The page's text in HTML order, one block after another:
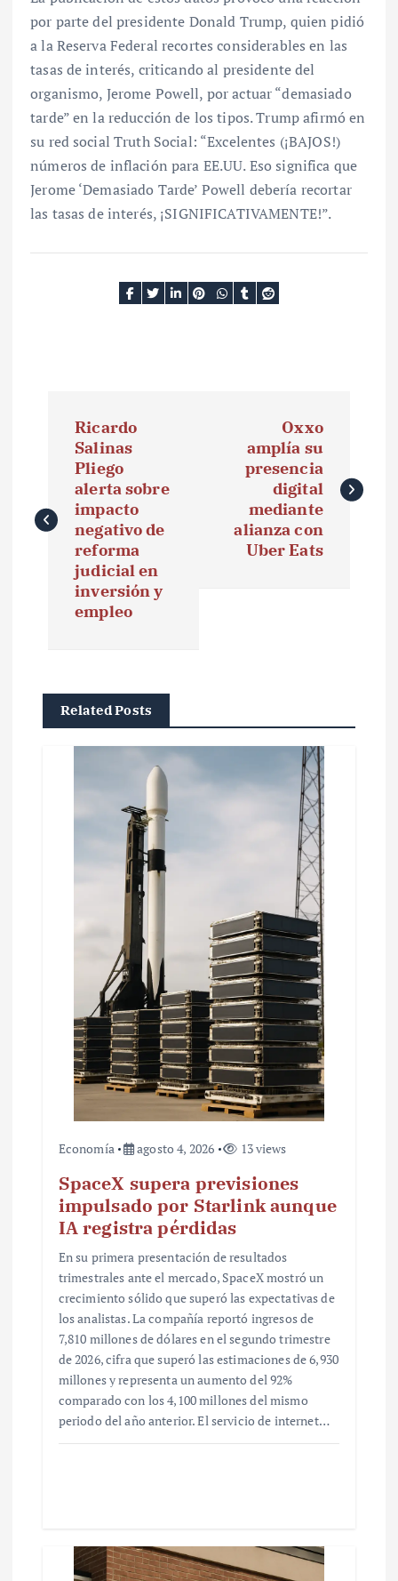
por parte del presidente Donald Trump, quien pidió
a la Reserva Federal recortes considerables en las
tasas de interés, criticando al presidente del
organismo, Jerome Powell, por actuar “demasiado
tarde” en la reducción de los tipos. Trump afirmó en
su red social Truth Social: “Excelentes (¡BAJOS!)
números de inflación para EE.UU. Eso significa que
Jerome ‘Demasiado Tarde’ Powell debería recortar
las tasas de interés, ¡SIGNIFICATIVAMENTE!”.
e
ó
n
Ricardo
Salinas
Pliego
alerta sobre
impacto
negativo de
reforma
judicial en
inversión y
empleo
Oxxo
amplía su
presencia
digital
mediante
alianza con
Uber Eats
Related Posts
Economía agosto 4, 2026 13 views
SpaceX supera previsiones
impulsado por Starlink aunque
IA registra pérdidas
En su primera presentación de resultados
trimestrales ante el mercado, SpaceX mostró un
crecimiento sólido que superó las expectativas de
los analistas. La compañía reportó ingresos de
7,810 millones de dólares en el segundo trimestre
de 2026, cifra que superó las estimaciones de 6,930
millones y representa un aumento del 92%
comparado con los 4,100 millones del mismo
periodo del año anterior. El servicio de internet…